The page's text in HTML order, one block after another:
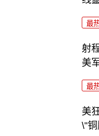
最
射
美
最
美
\"